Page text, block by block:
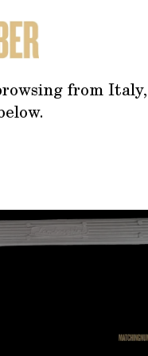
from
il tasto